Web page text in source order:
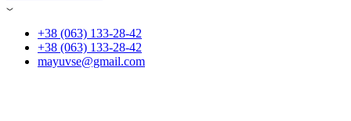
+38 (063) 133-28-42
+38 (063) 133-28-42
mayuvse@gmail.com